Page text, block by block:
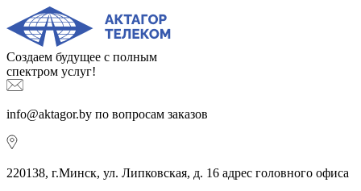
Создаем будущее с полным
спектром услуг!
info@aktagor.by по вопросам заказов
220138, г.Минск, ул. Липковская, д. 16 адрес головного офиса